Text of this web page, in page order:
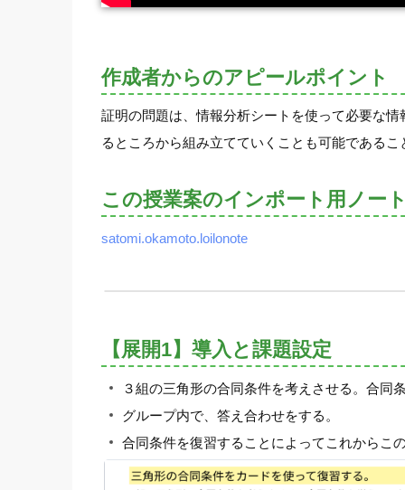
作成者からのアピールポイント
証明の問題は、情報分析シートを使って必要な
るところから組み立てていくことも可能である
この授業案のインポート用ノー
satomi.okamoto.loilonote
【展開1】導入と課題設定
３組の三角形の合同条件を考えさせる。合同
グループ内で、答え合わせをする。
合同条件を復習することによってこれからこ